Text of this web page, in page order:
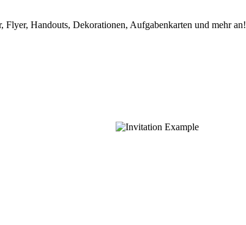
Flyer, Handouts, Dekorationen, Aufgabenkarten und mehr an!